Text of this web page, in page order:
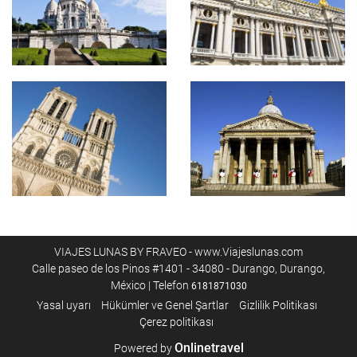
VIAJES LUNAS BY FRAVEO - www.Viajeslunas.com
Calle paseo de los Pinos #1401 - 34080 - Durango, Durango,
México | Telefon 6181871030
Yasal uyarı Hükümler ve Genel Şartlar
Gizlilik Politikası
Çerez politikası
Powered byOnlinetravel